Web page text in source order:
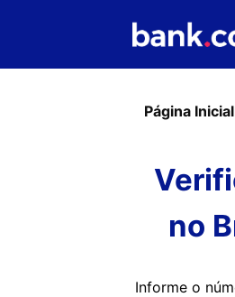
Página Inicial
no
Informe o